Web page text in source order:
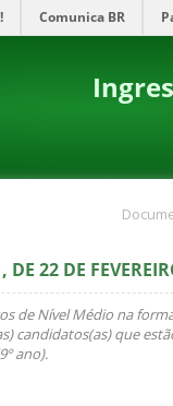
Comunica BR
DE 22 DE
de Nível Médio na
candidatos(as) que
ano).